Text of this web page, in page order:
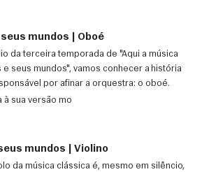
mundos | Oboé
da terceira temporada de "Aqui a música
seus mundos", vamos conhecer a história
por afinar a orquestra: o oboé.
à sua versão mo
mundos | Violino
da música clássica é, mesmo em silêncio,